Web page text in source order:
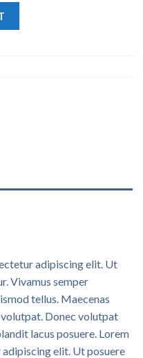
adipiscing elit. Ut
Vivamus semper
tellus. Maecenas
Donec volutpat
lacus posuere. Lorem
elit. Ut posuere